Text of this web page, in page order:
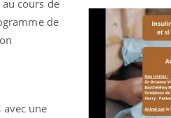
cours de
de
une